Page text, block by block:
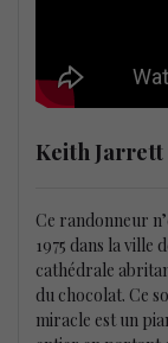
Keith Jarrett
Ce randonneur
1975 dans la ville
cathédrale
du chocolat. Ce
miracle est un